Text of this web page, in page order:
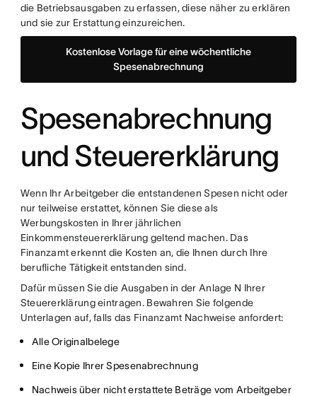
die Betriebsausgaben zu erfassen, diese näher zu erklären
und sie zur Erstattung einzureichen.
Kostenlose Vorlage für eine wöchentliche
Spesenabrechnung
Spesenabrechnung
und Steuererklärung
Wenn Ihr Arbeitgeber die entstandenen Spesen nicht oder
nur teilweise erstattet, können Sie diese als
Werbungskosten in Ihrer jährlichen
Einkommensteuererklärung geltend machen. Das
Finanzamt erkennt die Kosten an, die Ihnen durch Ihre
berufliche Tätigkeit entstanden sind.
Dafür müssen Sie die Ausgaben in der Anlage N Ihrer
Steuererklärung eintragen. Bewahren Sie folgende
Unterlagen auf, falls das Finanzamt Nachweise anfordert:
Alle Originalbelege
Eine Kopie Ihrer Spesenabrechnung
Nachweis über nicht erstattete Beträge vom Arbeitgeber